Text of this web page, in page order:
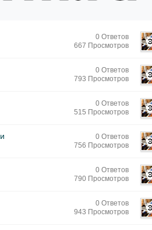
0 Ответов
667 Просмотров
0 Ответов
793 Просмотров
0 Ответов
515 Просмотров
0 Ответов
756 Просмотров
0 Ответов
790 Просмотров
0 Ответов
943 Просмотров